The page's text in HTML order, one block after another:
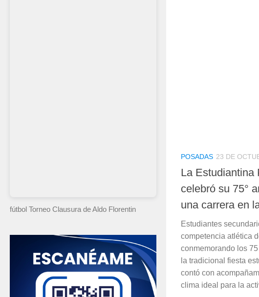
POSADAS 23 DE
La Estudiantina
celebró su 75°
una carrera en
Estudiantes
competencia atlética
conmemorando los
la tradicional fiesta
contó con
clima ideal para la
fútbol Torneo Clausurade Aldo Florentin